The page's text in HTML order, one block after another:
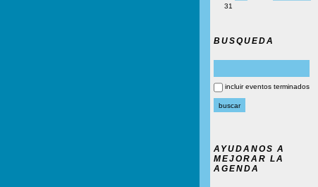
31
BUSQUEDA
incluir eventos terminados
AYUDANOS A
MEJORAR LA
AGENDA